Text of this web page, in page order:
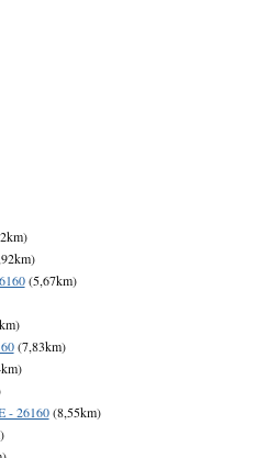
(5,67km)
(7,83km)
- 26160(8,55km)